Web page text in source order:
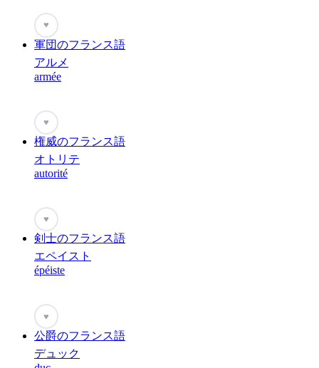
♥
軍団のフランス語
アルメ
armée
♥
権威のフランス語
オトリテ
autorité
♥
剣士のフランス語
エペイスト
épéiste
♥
公爵のフランス語
デュック